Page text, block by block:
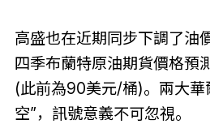
高盛也在近期同步下調了油
四季布蘭特原油期貨價格預
(此前為90美元/桶)。兩大華
空”，訊號意義不可忽視。